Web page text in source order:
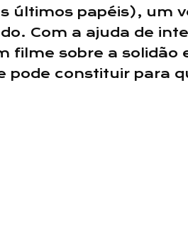
últimos papéis), um
Com a ajuda de
filme sobre a
pode constituir para